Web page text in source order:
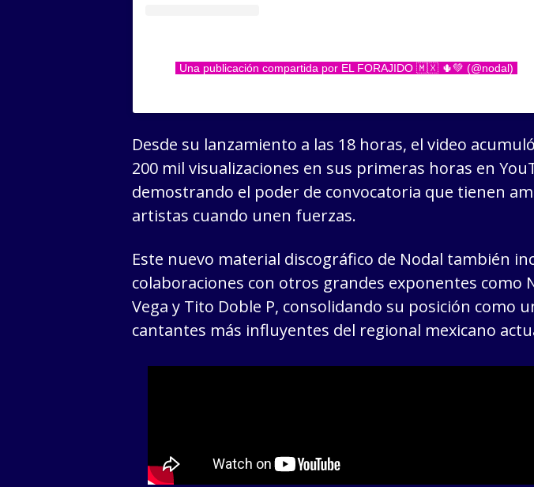
Una publicación compartida por EL FORAJIDO 🇲🇽 🌵💚 (@nodal)
Desde su lanzamiento a las 18 horas, el video
200 mil visualizaciones en sus primeras horas en
demostrando el poder de convocatoria que tienen
artistas cuando unen fuerzas.
Este nuevo material discográfico de Nodal también
colaboraciones con otros grandes exponentes como
Vega y Tito Doble P, consolidando su posición como
cantantes más influyentes del regional mexicano